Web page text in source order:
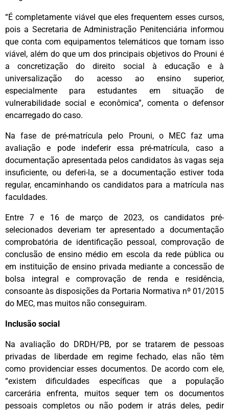
“É completamente viável que eles frequentem esses cursos,
pois a Secretaria de Administração Penitenciária informou
que conta com equipamentos telemáticos que tornam isso
viável, além do que um dos principais objetivos do Prouni é
a concretização do direito social à educação e à
universalização do acesso ao ensino superior,
especialmente para estudantes em situação de
vulnerabilidade social e econômica”, comenta o defensor
encarregado do caso.
Na fase de pré-matrícula pelo Prouni, o MEC faz uma
avaliação e pode indeferir essa pré-matrícula, caso a
documentação apresentada pelos candidatos às vagas seja
insuficiente, ou deferi-la, se a documentação estiver toda
regular, encaminhando os candidatos para a matrícula nas
faculdades.
Entre 7 e 16 de março de 2023, os candidatos pré-
selecionados deveriam ter apresentado a documentação
comprobatória de identificação pessoal, comprovação de
conclusão de ensino médio em escola da rede pública ou
em instituição de ensino privada mediante a concessão de
bolsa integral e comprovação de renda e residência,
consoante às disposições da Portaria Normativa nº 01/2015
do MEC, mas muitos não conseguiram.
Inclusão social
Na avaliação do DRDH/PB, por se tratarem de pessoas
privadas de liberdade em regime fechado, elas não têm
como providenciar esses documentos. De acordo com ele,
“existem dificuldades específicas que a população
carcerária enfrenta, muitos sequer tem os documentos
pessoais completos ou não podem ir atrás deles, pedir